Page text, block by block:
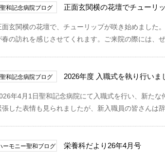
聖和記念病院ブログ 正面玄関横の花壇でチューリ
面玄関横の花壇で、チューリップが咲き始めました
春の訪れを感じさせてくれます。ご来院の際には、
聖和記念病院ブログ 2026年度 入職式を執り行いま
年4月1日聖和記念病院にて入職式を行い、新たな
張した表情も見られましたが、新入職員の皆さんは
ーモニー聖和ブログ 栄養科だより26年4月号